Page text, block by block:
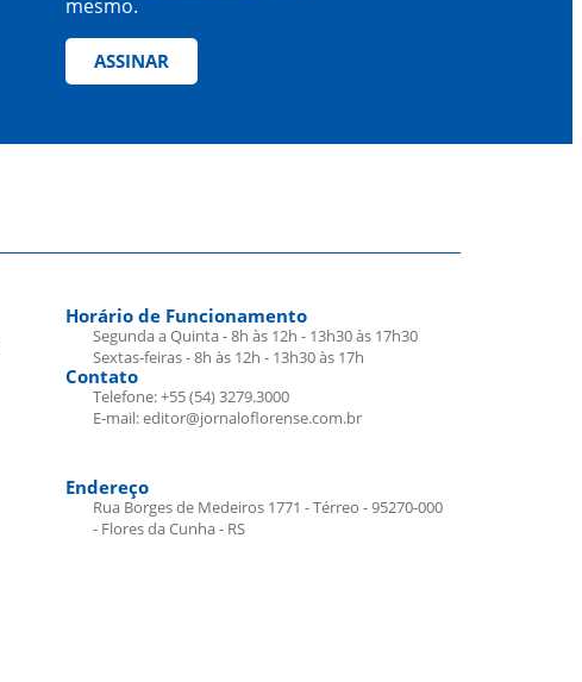
mesmo.
ASSINAR
Horário de Funcionamento
Segunda a Quinta - 8h às 12h - 13h30 às 17h30
Sextas-feiras - 8h às 12h - 13h30 às 17h
Contato
Telefone: +55 (54) 3279.3000
E-mail: editor@jornaloflorense.com.br
Endereço
Rua Borges de Medeiros 1771 - Térreo - 95270-000
- Flores da Cunha - RS